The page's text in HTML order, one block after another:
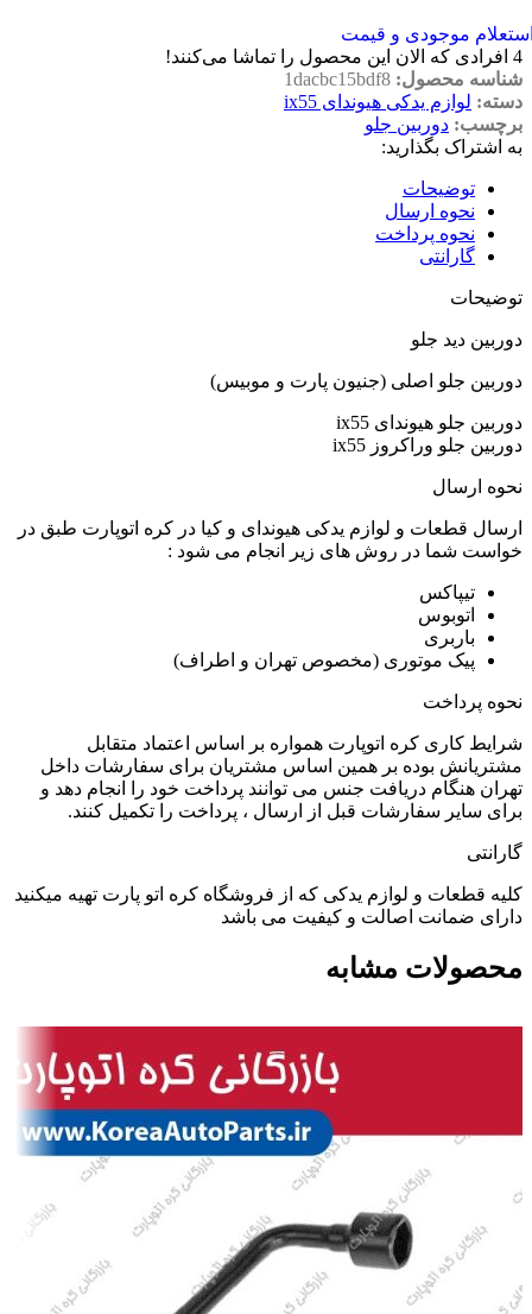
موجودی و قیمت
4 افرادی که الان این محصول را تماشا می‌کنند!
شناسه محصول: 1dacbc15bdf8
دسته: لوازم یدکی هیوندای ix55
برچسب: دوربین جلو
به اشتراک بگذارید:
توضیحات
نحوه ارسال
نحوه پرداخت
گارانتی
توضیحات
دوربین دید جلو
دوربین جلو اصلی (جنیون پارت و موبیس)
دوربین جلو هیوندای ix55
دوربین جلو وراکروز ix55
نحوه ارسال
ارسال قطعات و لوازم یدکی هیوندای و کیا در کره اتوپارت طبق در
خواست شما در روش های زیر انجام می شود :
تیپاکس
اتوبوس
باربری
پیک موتوری (مخصوص تهران و اطراف)
نحوه پرداخت
شرایط کاری کره اتوپارت همواره بر اساس اعتماد متقابل
مشتریانش بوده بر همین اساس مشتریان برای سفارشات داخل
تهران هنگام دریافت جنس می توانند پرداخت خود را انجام دهد و
برای سایر سفارشات قبل از ارسال ، پرداخت را تکمیل کنند.
گارانتی
کلیه قطعات و لوازم یدکی که از فروشگاه کره اتو پارت تهیه میکنید
دارای ضمانت اصالت و کیفیت می باشد
محصولات مشابه